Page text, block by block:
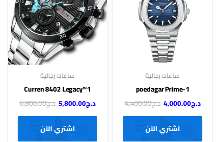
ساعات رجالية
poedagar Prime-1
د.ج4,000.00 د.ج4,400.00
اشتري الآن
ساعات رجالية
Curren 8402 Legacy™1
د.ج5,800.00 د.ج6,800.00
اشتري الآن